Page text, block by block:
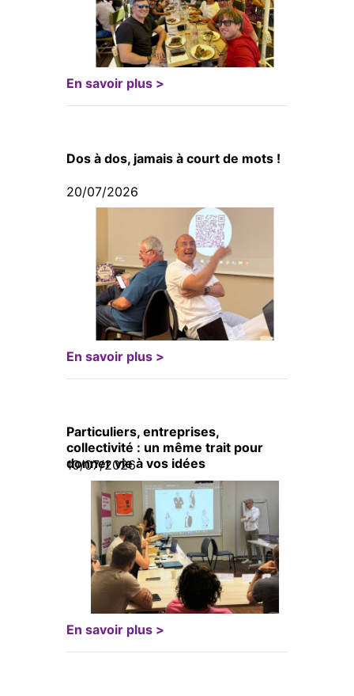
En savoir plus >
Dos à dos, jamais à court de mots !
20/07/2026
En savoir plus >
Particuliers, entreprises,
collectivité : un même trait pour
donner vie à vos idées
10/07/2026
En savoir plus >